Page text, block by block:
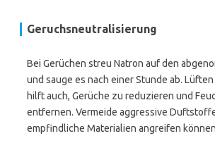
Geruchsneutralisierung
Bei Gerüchen streu Natron auf den
und sauge es nach einer Stunde ab.
hilft auch, Gerüche zu reduzieren und
entfernen. Vermeide aggressive
empfindliche Materialien angreifen